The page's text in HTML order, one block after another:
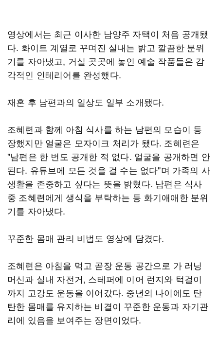
영상에서는 최근 이사한 남양주 자택이 처음 공개됐
다. 화이트 계열로 꾸며진 실내는 밝고 깔끔한 분위
기를 자아냈고, 거실 곳곳에 놓인 예술 작품들은 감
각적인 인테리어를 완성했다.
재혼 후 남편과의 일상도 일부 소개됐다.
조혜련과 함께 아침 식사를 하는 남편의 모습이 등
장했지만 얼굴은 모자이크 처리가 됐다. 조혜련은
"남편은 한 번도 공개한 적 없다. 얼굴을 공개하면 안
된다. 유튜브에 모든 것을 걸 수는 없다"며 가족의 사
생활을 존중하고 싶다는 뜻을 밝혔다. 남편은 식사
중 조혜련에게 생식을 부탁하는 등 화기애애한 분위
기를 자아냈다.
꾸준한 몸매 관리 비법도 영상에 담겼다.
조혜련은 아침을 먹고 곧장 운동 공간으로 가 러닝
머신과 실내 자전거, 스테퍼에 이어 런지와 턱걸이
까지 고강도 운동을 이어갔다. 중년의 나이에도 탄
탄한 몸매를 유지하는 비결이 꾸준한 운동과 자기관
리에 있음을 보여주는 장면이었다.